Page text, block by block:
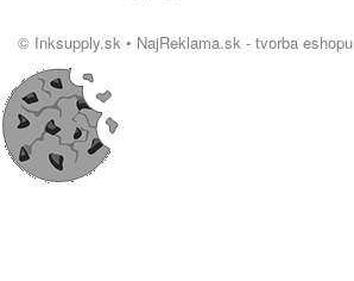
© Inksupply.sk • NajReklama.sk - tvorba eshopu